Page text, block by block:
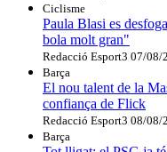
Ciclisme
Paula Blasi es
bola molt gran"
Redacció Esport3 07/08/
Barça
El nou talent de la
confiança de Flick
Redacció Esport3 08/08/
Barça